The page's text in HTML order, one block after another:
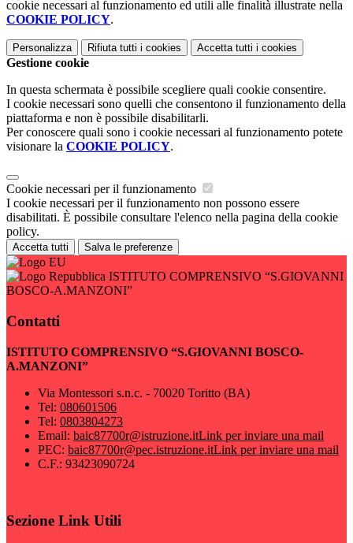
cookie necessari al funzionamento ed utili alle finalità illustrate nella
COOKIE POLICY.
Personalizza Rifiuta tutti i cookies Accetta tutti i cookies
Gestione cookie
In questa schermata è possibile scegliere quali cookie consentire.
I cookie necessari sono quelli che consentono il funzionamento della
piattaforma e non è possibile disabilitarli.
Per conoscere quali sono i cookie necessari al funzionamento potete
visionare la COOKIE POLICY.
Cookie necessari per il funzionamento
I cookie necessari per il funzionamento non possono essere
disabilitati. È possibile consultare l'elenco nella pagina della cookie
policy.
Accetta tutti Salva le preferenze
ISTITUTO COMPRENSIVO “S.GIOVANNI
BOSCO-A.MANZONI”
Contatti
ISTITUTO COMPRENSIVO “S.GIOVANNI BOSCO-
A.MANZONI”
Via Montessori s.n.c. - 70020 Toritto (BA)
Tel: 080601506
Tel: 0803804273
Email: baic87700r@istruzione.itLink per inviare una mail
PEC: baic87700r@pec.istruzione.itLink per inviare una mail
C.F.: 93423090724
Sezione Link Utili